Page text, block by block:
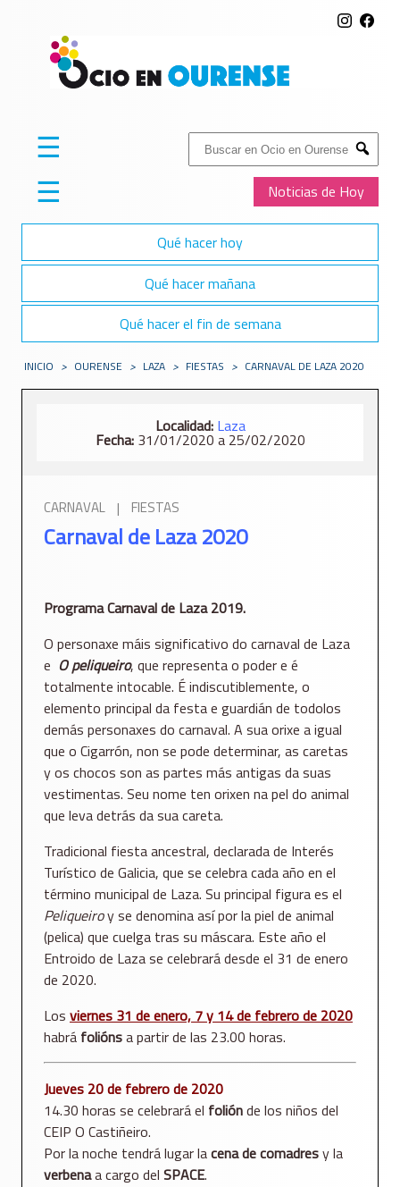
Buscar:
Submit
Noticias de Hoy
☰
☰
Qué hacer hoy
Qué hacer mañana
Qué hacer el fin de semana
INICIO > OURENSE > LAZA > FIESTAS > CARNAVAL DE LAZA 2020
Localidad: Laza
Fecha:31/01/2020 a 25/02/2020
CARNAVAL | FIESTAS
Carnaval de Laza 2020
Programa Carnaval de Laza 2019.
O personaxe máis significativo do carnaval de Laza
e Opeliqueiro, que representa o poder e é
totalmente intocable. É indiscutiblemente, o
elemento principal da festa e guardián de todolos
demás personaxes do carnaval. A sua orixe a igual
que o Cigarrón, non se pode determinar, as caretas
y os chocos son as partes más antigas da suas
vestimentas. Seu nome ten orixen na pel do animal
que leva detrás da sua careta.
Tradicional fiesta ancestral, declarada de Interés
Turístico de Galicia, que se celebra cada año en el
término municipal de Laza. Su principal figura es el
Peliqueiroy se denomina así por la piel de animal
(pelica) que cuelga tras su máscara. Este año el
Entroido de Laza se celebrará desde el 31 de enero
de 2020.
Los viernes 31 de enero, 7 y 14 de febrero de 2020
habrá foliónsa partir de las 23.00 horas.
Jueves 20 de febrero de 2020
14.30 horas se celebrará el foliónde los niños del
CEIP O Castiñeiro.
Por la noche tendrá lugar lacena de comadresy la
verbenaa cargo del SPACE.